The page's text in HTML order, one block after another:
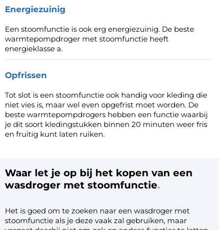
Energiezuinig
Een stoomfunctie is ook erg energiezuinig. De beste
warmtepompdroger met stoomfunctie heeft
energieklasse a.
Opfrissen
Tot slot is een stoomfunctie ook handig voor kleding die
niet vies is, maar wel even opgefrist moet worden. De
beste warmtepompdrogers hebben een functie waarbij
je dit soort kledingstukken binnen 20 minuten weer fris
en fruitig kunt laten ruiken.
Waar let je op bij het kopen van een
wasdroger met stoomfunctie
Het is goed om te zoeken naar een wasdroger met
stoomfunctie als je deze vaak zal gebruiken, maar